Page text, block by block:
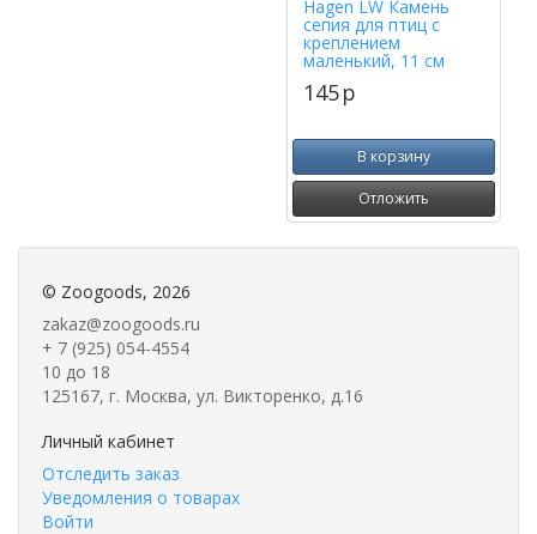
Hagen LW Камень
сепия для птиц с
креплением
маленький, 11 см
145p
В корзину
Отложить
© Zoogoods, 2026
zakaz@zoogoods.ru
+ 7 (925) 054-4554
10 до 18
125167, г. Москва, ул. Викторенко, д.16
Личный кабинет
Отследить заказ
Уведомления о товарах
Войти